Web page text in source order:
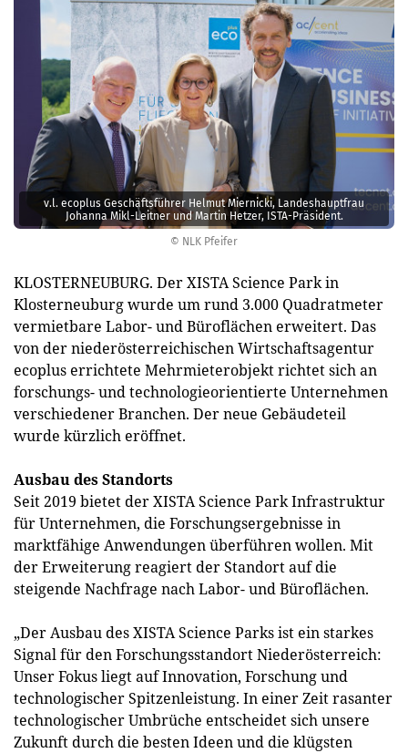
© NLK Pfeifer
v.l. ecoplus Geschäftsführer Helmut Miernicki, Landeshauptfrau
Johanna Mikl-Leitner und Martin Hetzer, ISTA-Präsident.
KLOSTERNEUBURG. Der XISTA Science Park in
Klosterneuburg wurde um rund 3.000 Quadratmeter
vermietbare Labor- und Büroflächen erweitert. Das
von der niederösterreichischen Wirtschaftsagentur
ecoplus errichtete Mehrmieterobjekt richtet sich an
forschungs- und technologieorientierte Unternehmen
verschiedener Branchen. Der neue Gebäudeteil
wurde kürzlich eröffnet.
Ausbau des Standorts
Seit 2019 bietet der XISTA Science Park Infrastruktur
für Unternehmen, die Forschungsergebnisse in
marktfähige Anwendungen überführen wollen. Mit
der Erweiterung reagiert der Standort auf die
steigende Nachfrage nach Labor- und Büroflächen.
„Der Ausbau des XISTA Science Parks ist ein starkes
Signal für den Forschungsstandort Niederösterreich:
Unser Fokus liegt auf Innovation, Forschung und
technologischer Spitzenleistung. In einer Zeit rasanter
technologischer Umbrüche entscheidet sich unsere
Zukunft durch die besten Ideen und die klügsten